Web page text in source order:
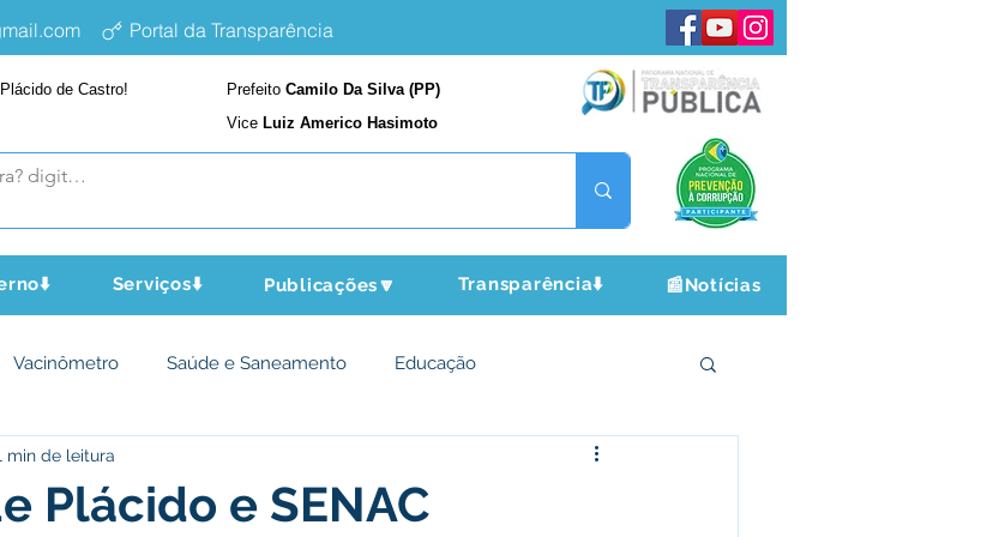
Portal da Transparência
de Castro! Prefeito Camilo Da Silva (PP)
Vice Luiz Americo Hasimoto
Serviços⬇️ Publicações🔽 Transparência⬇️ 📰Notícias
Vacinômetro Saúde e Saneamento Educação
Ambiente
Plácido e SENAC
min de leitura